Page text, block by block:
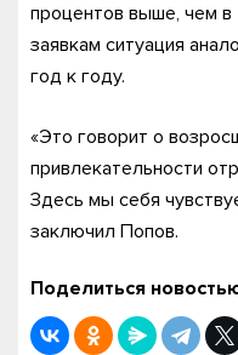
процентов выше, чем
заявкам ситуация
год к году.
«Это говорит о
привлекательности
Здесь мы себя
заключил Попов.
Поделиться